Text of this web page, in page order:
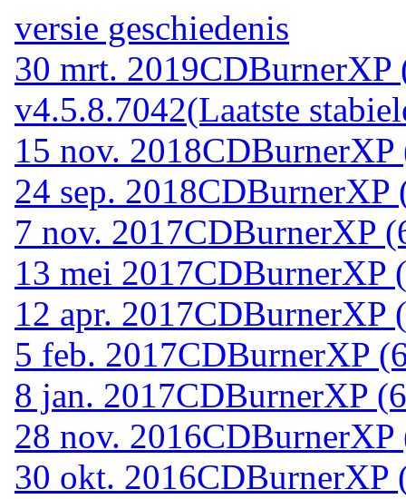
versie geschiedenis
30 mrt. 2019CDBurnerXP
v4.5.8.7042(Laatste
15 nov. 2018
24 sep. 2018CDBurnerXP
7 nov. 2017CDBurnerXP
13 mei 2017CDBurnerXP
12 apr. 2017CDBurnerXP
5 feb. 2017CDBurnerXP
8 jan. 2017CDBurnerXP
28 nov. 2016
30 okt. 2016CDBurnerXP